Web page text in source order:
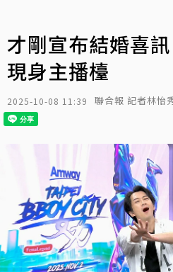
才剛宣布結婚喜
現身主播檯
2025-10-08 11:39 聯合報 記者林怡